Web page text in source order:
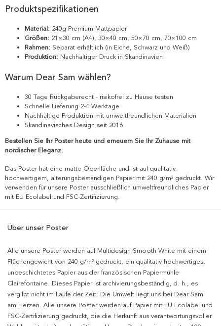
Produktspezifikationen
Material: 240g Premium-Mattpapier
Größen: 21×30 cm (A4), 30×40 cm, 50×70 cm, 70×100 cm
Rahmen: Separat erhältlich (in Eiche, Schwarz und Weiß)
Produktion: Nachhaltiger Druck in Skandinavien
Warum Dear Sam wählen?
30 Tage Rückgaberecht - risikofrei zu Hause testen
Schnelle Lieferung 2-4 Werktage
Nachhaltige Produktion mit umweltfreundlichen Materialien
Skandinavisches Design seit 2016
Bestellen Sie Ihr Poster heute und erneuern Sie Ihr Zuhause mit
nordischer Eleganz.
Das Poster hat eine matte Oberfläche und ist auf qualitativ
hochwertigem, alterungsbeständigen Papier mit 240 g/m² gedruckt. Wir
verwenden für unsere Poster ausschließlich umweltfreundliches Papier
mit EU Ecolabel und FSC-Zertifizierung.
Über unser Poster
Alle unsere Poster werden auf Multidesign Smooth White mit einem
Flächengewicht von 240 g/m² gedruckt, ein qualitativ hochwertiges,
unbeschichtetes Papier aus der französischen Papiermühle
Clairefontaine. Dieses Papier ist archivierungsbeständig, d. h., es
vergilbt nicht im Laufe der Zeit. Die Umwelt liegt uns bei Dear Sam
am Herzen. Alle unsere Poster werden auf Papier mit EU Ecolabel und
FSC-Zertifizierung gedruckt, die die Herkunft aus verantwortungsvoller